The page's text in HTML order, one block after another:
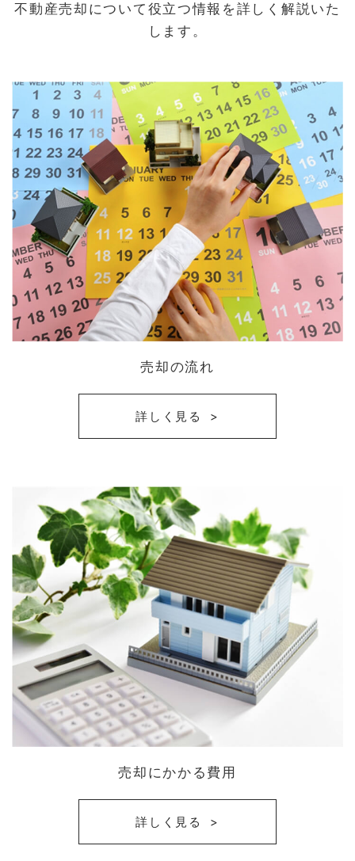
不動産売却について役立つ情報を詳しく解説いた
します。
売却の流れ
詳しく見る
売却にかかる費用
詳しく見る